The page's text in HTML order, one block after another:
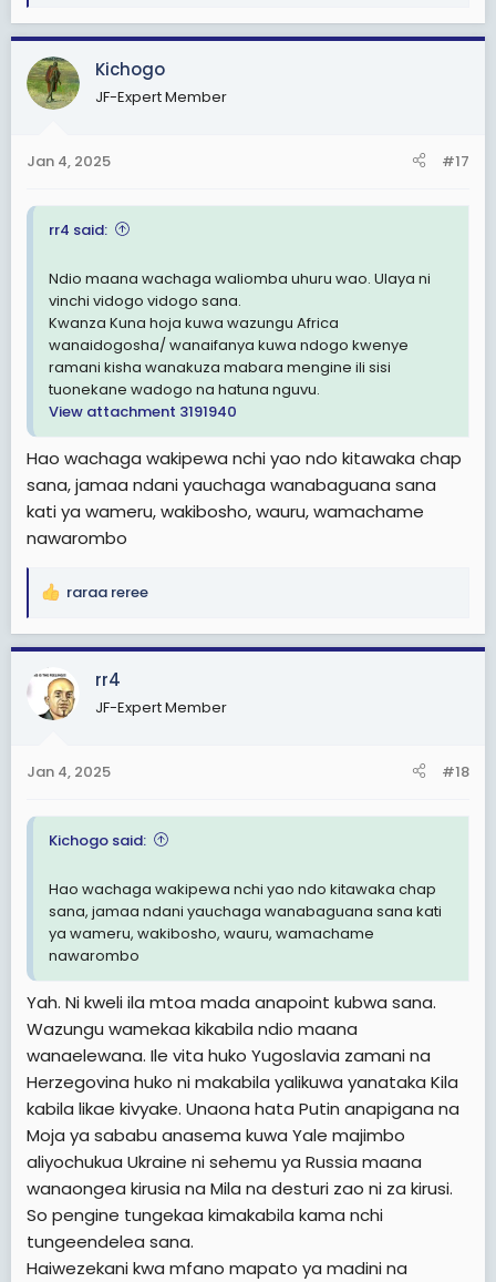
a
c
t
i
s
Kichogo
JF-Expert Member
Jan 4, 2025 #17
rr4 said:
Ndio maana wachaga waliomba uhuru wao. Ulaya ni
vinchi vidogo vidogo sana.
Kwanza Kuna hoja kuwa wazungu Africa
wanaidogosha/ wanaifanya kuwa ndogo kwenye
ramani kisha wanakuza mabara mengine ili sisi
tuonekane wadogo na hatuna nguvu.
View attachment 3191940
Hao wachaga wakipewa nchi yao ndo kitawaka chap
sana, jamaa ndani yauchaga wanabaguana sana
kati ya wameru, wakibosho, wauru, wamachame
nawarombo
R
a
c
t
i
s
raraa reree
rr4
JF-Expert Member
Jan 4, 2025 #18
Kichogo said:
Hao wachaga wakipewa nchi yao ndo kitawaka chap
sana, jamaa ndani yauchaga wanabaguana sana kati
ya wameru, wakibosho, wauru, wamachame
nawarombo
Yah. Ni kweli ila mtoa mada anapoint kubwa sana.
Wazungu wamekaa kikabila ndio maana
wanaelewana. Ile vita huko Yugoslavia zamani na
Herzegovina huko ni makabila yalikuwa yanataka Kila
kabila likae kivyake. Unaona hata Putin anapigana na
Moja ya sababu anasema kuwa Yale majimbo
aliyochukua Ukraine ni sehemu ya Russia maana
wanaongea kirusia na Mila na desturi zao ni za kirusi.
So pengine tungekaa kimakabila kama nchi
tungeendelea sana.
Haiwezekani kwa mfano mapato ya madini na